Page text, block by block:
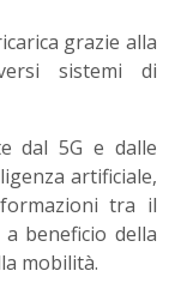
grazie alla
sistemi di
dal 5G e dalle
artificiale,
tra il
beneficio della
mobilità.